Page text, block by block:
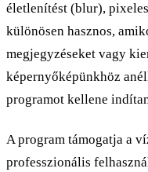
életlenítést (blur),
különösen hasznos,
megjegyzéseket vagy
képernyőképünkhöz
programot kellene
A program támogatja a
professzionális